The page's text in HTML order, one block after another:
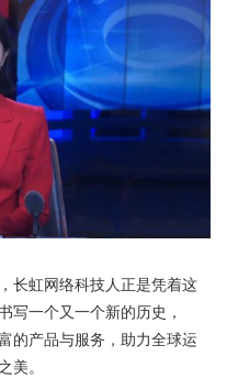
长虹网络科技人正是凭着这
写一个又一个新的历史，
的产品与服务，助力全球运
美。